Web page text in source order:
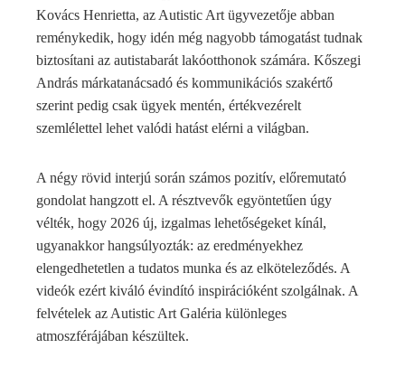
Kovács Henrietta, az Autistic Art ügyvezetője abban
reménykedik, hogy idén még nagyobb támogatást tudnak
biztosítani az autistabarát lakóotthonok számára. Kőszegi
András márkatanácsadó és kommunikációs szakértő
szerint pedig csak ügyek mentén, értékvezérelt
szemlélettel lehet valódi hatást elérni a világban.
A négy rövid interjú során számos pozitív, előremutató
gondolat hangzott el. A résztvevők egyöntetűen úgy
vélték, hogy 2026 új, izgalmas lehetőségeket kínál,
ugyanakkor hangsúlyozták: az eredményekhez
elengedhetetlen a tudatos munka és az elköteleződés. A
videók ezért kiváló évindító inspirációként szolgálnak. A
felvételek az Autistic Art Galéria különleges
atmoszférájában készültek.